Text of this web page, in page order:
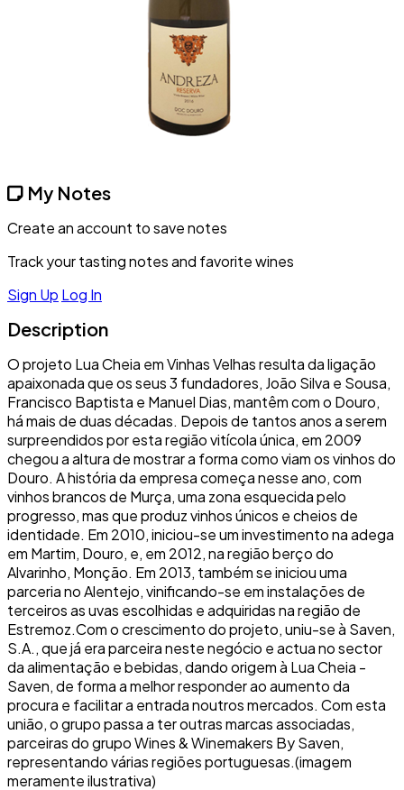
My Notes
Create an account to save notes
Track your tasting notes and favorite wines
Sign Up Log In
Description
O projeto Lua Cheia em Vinhas Velhas resulta da ligação
apaixonada que os seus 3 fundadores, João Silva e Sousa,
Francisco Baptista e Manuel Dias, mantêm com o Douro,
há mais de duas décadas. Depois de tantos anos a serem
surpreendidos por esta região vitícola única, em 2009
chegou a altura de mostrar a forma como viam os vinhos do
Douro. A história da empresa começa nesse ano, com
vinhos brancos de Murça, uma zona esquecida pelo
progresso, mas que produz vinhos únicos e cheios de
identidade. Em 2010, iniciou-se um investimento na adega
em Martim, Douro, e, em 2012, na região berço do
Alvarinho, Monção. Em 2013, também se iniciou uma
parceria no Alentejo, vinificando-se em instalações de
terceiros as uvas escolhidas e adquiridas na região de
Estremoz.Com o crescimento do projeto, uniu-se à Saven,
S.A., que já era parceira neste negócio e actua no sector
da alimentação e bebidas, dando origem à Lua Cheia -
Saven, de forma a melhor responder ao aumento da
procura e facilitar a entrada noutros mercados. Com esta
união, o grupo passa a ter outras marcas associadas,
parceiras do grupo Wines & Winemakers By Saven,
representando várias regiões portuguesas.(imagem
meramente ilustrativa)